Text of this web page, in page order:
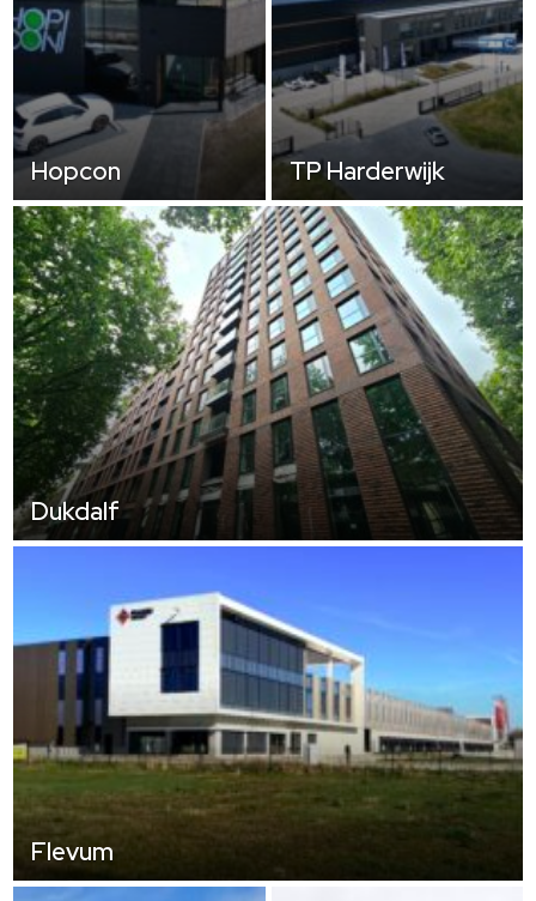
Hopcon TP Harderwijk
Dukdalf
Flevum